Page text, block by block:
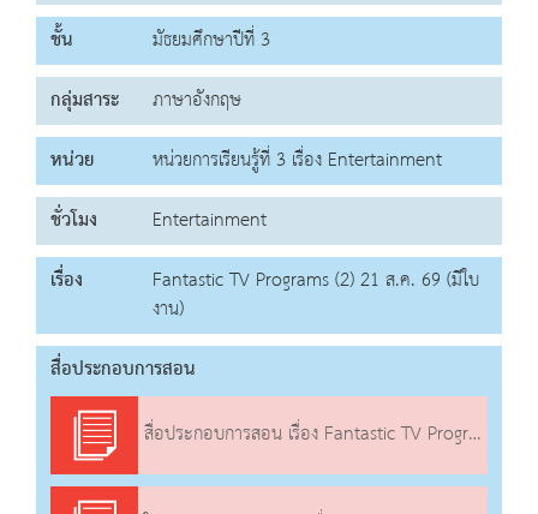
ชั้น
มัธยมศึกษาปีที่ 3
กลุ่มสาระ
ภาษาอังกฤษ
หน่วย
หน่วยการเรียนรู้ที่ 3 เรื่อง Entertainment
ชั่วโมง
Entertainment
เรื่อง
Fantastic TV Programs (2) 21 ส.ค. 69 (มีใบ
งาน)
สื่อประกอบการสอน
สื่อประกอบการสอน เรื่อง Fantastic TV Programs (2)